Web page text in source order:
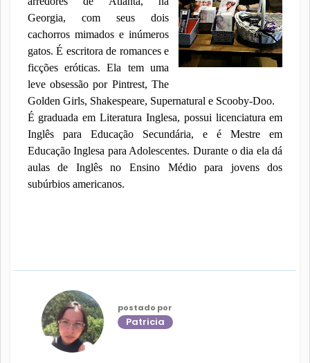
Georgia, com seus dois
cachorros mimados e inúmeros
gatos. É escritora de romances e
ficções eróticas. Ela tem uma
leve obsessão por Pintrest, The
Golden Girls, Shakespeare, Supernatural e Scooby-Doo.
É graduada em Literatura Inglesa, possui licenciatura em
Inglês para Educação Secundária, e é Mestre em
Educação Inglesa para Adolescentes. Durante o dia ela dá
aulas de Inglês no Ensino Médio para jovens dos
subúrbios americanos.
postado por
Patricia